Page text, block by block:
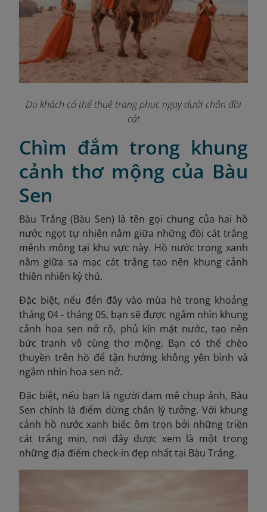
Du khách có thể thuê trang phục ngay dưới chân đồi
cát
Chìm đắm trong khung
cảnh thơ mộng của Bàu
Sen
Bàu Trắng (Bàu Sen) là tên gọi chung của hai hồ
nước ngọt tự nhiên nằm giữa những đồi cát trắng
mênh mông tại khu vực này. Hồ nước trong xanh
nằm giữa sa mạc cát trắng tạo nên khung cảnh
thiên nhiên kỳ thú.
Đặc biệt, nếu đến đây vào mùa hè trong khoảng
tháng 04 - tháng 05, bạn sẽ được ngắm nhìn khung
cảnh hoa sen nở rộ, phủ kín mặt nước, tạo nên
bức tranh vô cùng thơ mộng. Bạn có thể chèo
thuyền trên hồ để tận hưởng không yên bình và
ngắm nhìn hoa sen nở.
Đặc biệt, nếu bạn là người đam mê chụp ảnh, Bàu
Sen chính là điểm dừng chân lý tưởng. Với khung
cảnh hồ nước xanh biếc ôm trọn bởi những triền
cát trắng mịn, nơi đây được xem là một trong
những địa điểm check-in đẹp nhất tại Bàu Trắng.